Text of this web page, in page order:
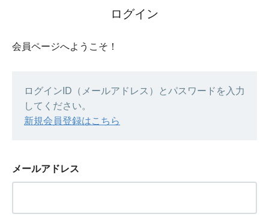
ログイン
会員ページへようこそ！
ログインID（メールアドレス）とパスワードを入力
してください。
新規会員登録はこちら
メールアドレス